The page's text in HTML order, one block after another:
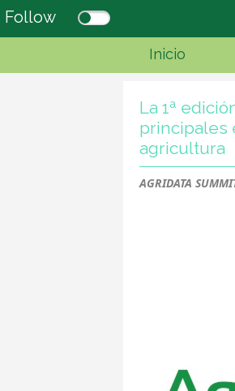
Follow
Inicio
La 1ª
principales
agricultura
AGRIDATA